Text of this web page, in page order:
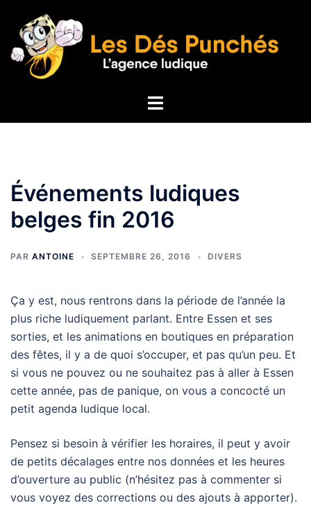
contenu
Ouvrir/fermer
Événements ludiques
belges fin 2016
PAR ANTOINE SEPTEMBRE 26, 2016 DIVERS
Ça y est, nous rentrons dans la période de l’année la
plus riche ludiquement parlant. Entre Essen et ses
sorties, et les animations en boutiques en préparation
des fêtes, il y a de quoi s’occuper, et pas qu’un peu. Et
si vous ne pouvez ou ne souhaitez pas à aller à Essen
cette année, pas de panique, on vous a concocté un
petit agenda ludique local.
Pensez si besoin à vérifier les horaires, il peut y avoir
de petits décalages entre nos données et les heures
d’ouverture au public (n’hésitez pas à commenter si
vous voyez des corrections ou des ajouts à apporter).